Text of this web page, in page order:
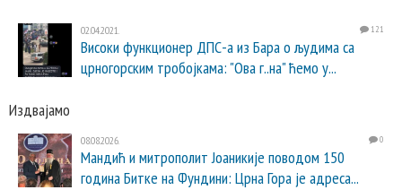
02.04.2021. 121
Високи функционер ДПС-а из Бара о људима са
црногорским тробојкама: "Ова г..на" ћемо у...
Издвајамо
08.08.2026. 0
Мандић и митрополит Јоаникије поводом 150
година Битке на Фундини: Црна Гора је адреса...